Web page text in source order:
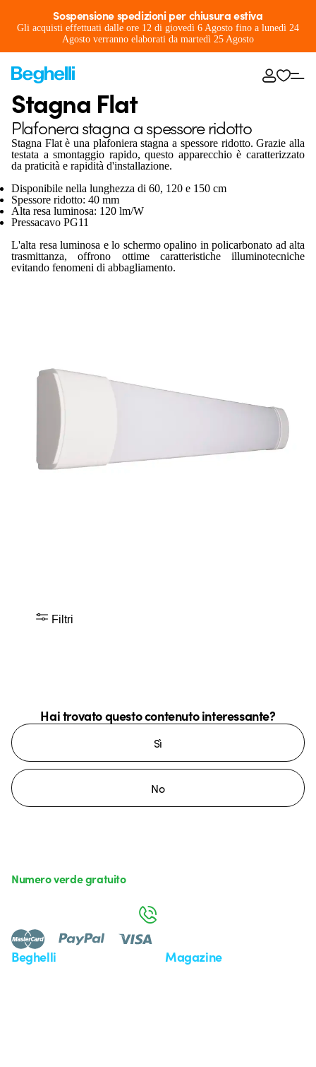
Sospensione spedizioni per chiusura estiva
Gli acquisti effettuati dalle ore 12 di giovedì 6 Agosto fino a lunedì 24
Agosto verranno elaborati da martedì 25 Agosto
Stagna Flat
Plafonera stagna a spessore ridotto
Stagna Flat è una plafoniera stagna a spessore ridotto. Grazie alla
testata a smontaggio rapido, questo apparecchio è caratterizzato
da praticità e rapidità d'installazione.
Disponibile nella lunghezza di 60, 120 e 150 cm
Spessore ridotto: 40 mm
Alta resa luminosa: 120 lm/W
Pressacavo PG11
L'alta resa luminosa e lo schermo opalino in policarbonato ad alta
trasmittanza, offrono ottime caratteristiche illuminotecniche
evitando fenomeni di abbagliamento.
Filtri
Hai trovato questo contenuto interessante?
Sì
No
Beghelli Magazine
Numero verde gratuito